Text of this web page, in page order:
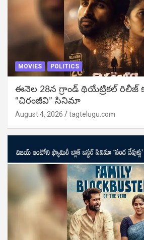
MOVIES POLITICS
ఈనెల 28న గ్రాండ్ థియేట్రికల్ రిలీజ్
“చిరంజీవి” సినిమా
August 4, 2026 tagtelugu.com